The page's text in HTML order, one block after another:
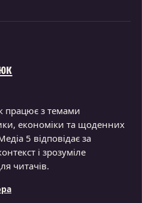
з темами
економіки та щоденних
5 відповідає за
і зрозуміле
читачів.